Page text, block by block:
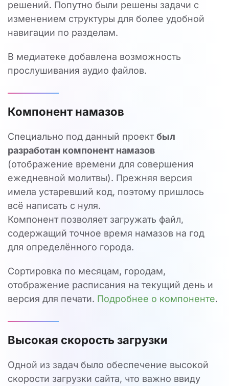
решений. Попутно были решены задачи с
изменением структуры для более удобной
навигации по разделам.
В медиатеке добавлена возможность
прослушивания аудио файлов.
Компонент намазов
Специально под данный проектбыл
разработан компонент намазов
(отображение времени для совершения
ежедневной молитвы). Прежняя версия
имела устаревший код, поэтому пришлось
всё написать с нуля.
Компонент позволяет загружать файл,
содержащий точное время намазов на год
для определённого города.
Сортировка по месяцам, городам,
отображение расписания на текущий день и
версия для печати. Подробнее о компоненте.
Высокая скорость загрузки
Одной из задач было обеспечение высокой
скорости загрузки сайта, что важно ввиду